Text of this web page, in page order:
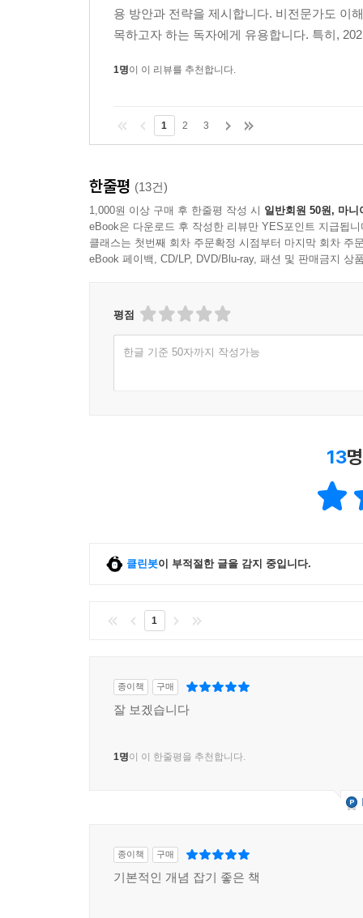
용 방안과 전략을 제시합니다. 비전문가도 이
목하고자 하는 독자에게 유용합니다. 특히,
1명이 이 리뷰를 추천합니다.
1 2 3
한줄평 (13건)
1,000원 이상 구매 후 한줄평 작성 시 일반회원 50원, 마니
eBook은 다운로드 후 작성한 리뷰만 YES포인트 지급됩니
클래스는 첫번째 회차 주문확정 시점부터 마지막 회차 주
eBook 페이백, CD/LP, DVD/Blu-ray, 패션 및 판매금지 상
평점
한글 기준 50자까지 작성가능
13
클린봇이 부적절한 글을 감지 중입니다.
1
종이책 구매
잘 보겠습니다
1명이 이 한줄평을 추천합니다.
종이책 구매
기본적인 개념 잡기 좋은 책